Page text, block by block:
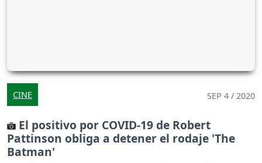
CINE SEP 4 / 2020
El positivo por COVID-19 de Robert
Pattinson obliga a detener el rodaje 'The
Batman'